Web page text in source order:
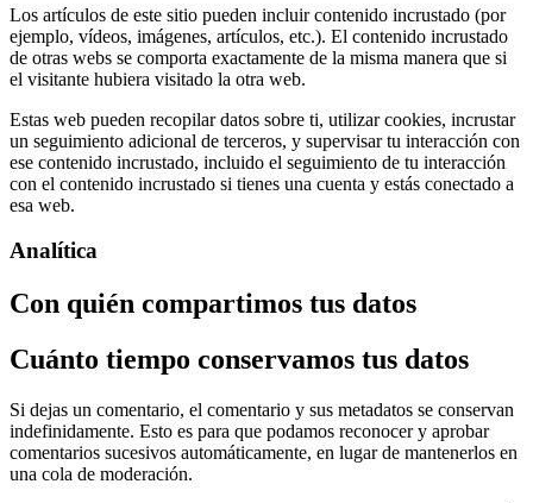
Los artículos de este sitio pueden incluir contenido incrustado (por
ejemplo, vídeos, imágenes, artículos, etc.). El contenido incrustado
de otras webs se comporta exactamente de la misma manera que si
el visitante hubiera visitado la otra web.
Estas web pueden recopilar datos sobre ti, utilizar cookies, incrustar
un seguimiento adicional de terceros, y supervisar tu interacción con
ese contenido incrustado, incluido el seguimiento de tu interacción
con el contenido incrustado si tienes una cuenta y estás conectado a
esa web.
Analítica
Con quién compartimos tus datos
Cuánto tiempo conservamos tus datos
Si dejas un comentario, el comentario y sus metadatos se conservan
indefinidamente. Esto es para que podamos reconocer y aprobar
comentarios sucesivos automáticamente, en lugar de mantenerlos en
una cola de moderación.